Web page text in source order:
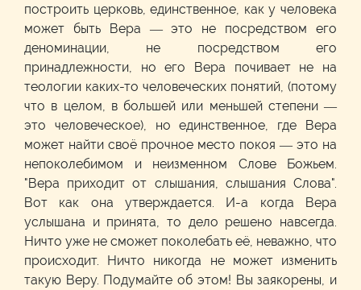
построить церковь, единственное, как у человека
может быть Вера — это не посредством его
деноминации, не посредством его
принадлежности, но его Вера почивает не на
теологии каких-то человеческих понятий, (потому
что в целом, в большей или меньшей степени —
это человеческое), но единственное, где Вера
может найти своё прочное место покоя — это на
непоколебимом и неизменном Слове Божьем.
"Вера приходит от слышания, слышания Слова".
Вот как она утверждается. И-а когда Вера
услышана и принята, то дело решено навсегда.
Ничто уже не сможет поколебать её, неважно, что
происходит. Ничто никогда не может изменить
такую Веру. Подумайте об этом! Вы заякорены, и